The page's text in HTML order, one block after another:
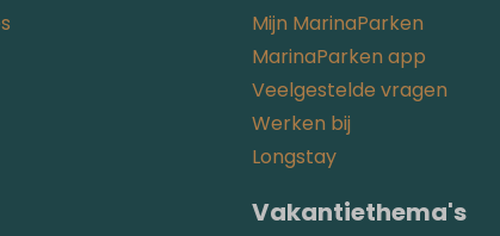
Mijn MarinaParken
MarinaParken app
Veelgestelde vragen
Werken bij
Longstay
Vakantiethema's